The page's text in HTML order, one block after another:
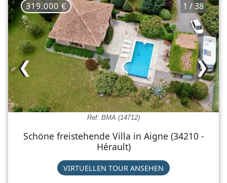
Ref: BMA (14712)
1 / 38
❯
❮
319.000 €
Schöne freistehende Villa in Aigne (34210 -
Hérault)
VIRTUELLEN TOUR ANSEHEN